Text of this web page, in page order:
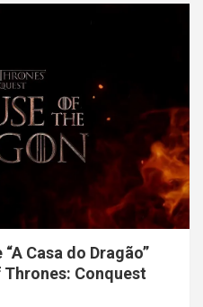
Casa do Dragão”
Conquest